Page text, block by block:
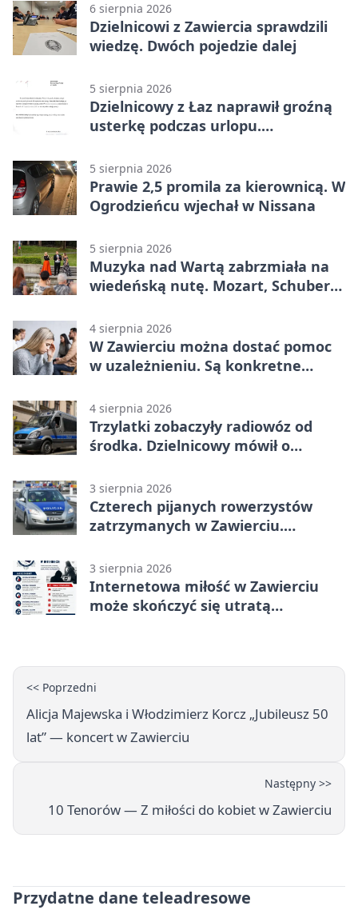
6 sierpnia 2026
Dzielnicowi z Zawiercia sprawdzili
wiedzę. Dwóch pojedzie dalej
5 sierpnia 2026
Dzielnicowy z Łaz naprawił groźną
usterkę podczas urlopu.
5 sierpnia 2026
Prawie 2,5 promila za kierownicą. W
Ogrodzieńcu wjechał w Nissana
5 sierpnia 2026
Muzyka nad Wartą zabrzmiała na
wiedeńską nutę. Mozart, Schubert i
4 sierpnia 2026
W Zawierciu można dostać pomoc
w uzależnieniu. Są konkretne
4 sierpnia 2026
Trzylatki zobaczyły radiowóz od
środka. Dzielnicowy mówił o
3 sierpnia 2026
Czterech pijanych rowerzystów
zatrzymanych w Zawierciu.
3 sierpnia 2026
Internetowa miłość w Zawierciu
może skończyć się utratą
<< Poprzedni
Alicja Majewska i Włodzimierz Korcz „Jubileusz 50
lat” — koncert w Zawierciu
Następny >>
10 Tenorów — Z miłości do kobiet w Zawierciu
Przydatne dane teleadresowe